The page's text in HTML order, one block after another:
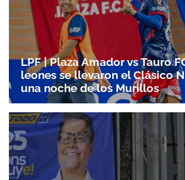
LPF | Plaza Amador vs Tauro
leones se llevaron el Clásico
una noche de los Murillos